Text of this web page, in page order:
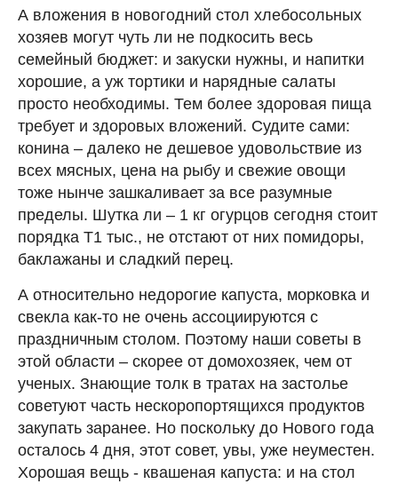
А вложения в новогодний стол хлебосольных
хозяев могут чуть ли не подкосить весь
семейный бюджет: и закуски нужны, и напитки
хорошие, а уж тортики и нарядные салаты
просто необходимы. Тем более здоровая пища
требует и здоровых вложений. Судите сами:
конина – далеко не дешевое удовольствие из
всех мясных, цена на рыбу и свежие овощи
тоже нынче зашкаливает за все разумные
пределы. Шутка ли – 1 кг огурцов сегодня стоит
порядка Т1 тыс., не отстают от них помидоры,
баклажаны и сладкий перец.
А относительно недорогие капуста, морковка и
свекла как-то не очень ассоциируются с
праздничным столом. Поэтому наши советы в
этой области – скорее от домохозяек, чем от
ученых. Знающие толк в тратах на застолье
советуют часть нескоропортящихся продуктов
закупать заранее. Но поскольку до Нового года
осталось 4 дня, этот совет, увы, уже неуместен.
Хорошая вещь - квашеная капуста: и на стол